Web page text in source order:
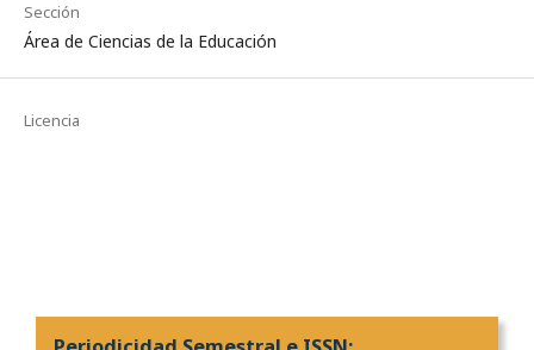
Sección
Área de Ciencias de la Educación
Licencia